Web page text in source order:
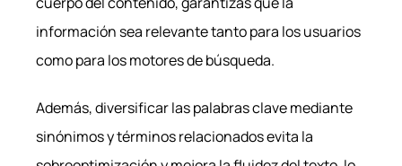
información sea relevante tanto para los usuarios
como para los motores de búsqueda.
Además, diversificar las palabras clave mediante
sinónimos y términos relacionados evita la